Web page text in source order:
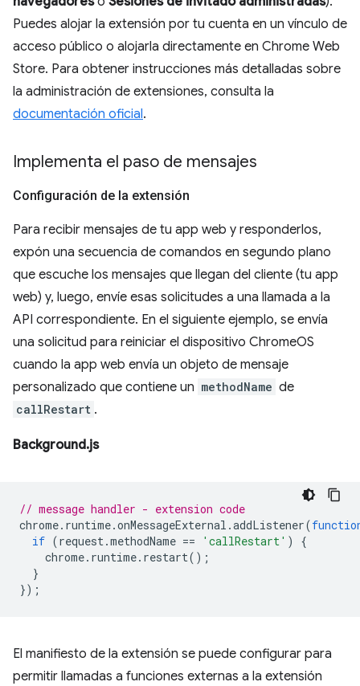
Puedes alojar la extensión por tu cuenta en un vínculo de
acceso público o alojarla directamente en Chrome Web
Store. Para obtener instrucciones más detalladas sobre
la administración de extensiones, consulta la
documentación oficial.
Implementa el paso de mensajes
Configuración de la extensión
Para recibir mensajes de tu app web y responderlos,
expón una secuencia de comandos en segundo plano
que escuche los mensajes que llegan del cliente (tu app
web) y, luego, envíe esas solicitudes a una llamada a la
API correspondiente. En el siguiente ejemplo, se envía
una solicitud para reiniciar el dispositivo ChromeOS
cuando la app web envía un objeto de mensaje
personalizado que contiene un methodName de
callRestart .
Background.js
// message handler - extension code
chrome. runtime.onMessageExternal .addListener(
if (request.methodName == 'callRestart' )
{
chrome. runtime. restart();
}
});
El manifiesto de la extensión se puede configurar para
permitir llamadas a funciones externas a la extensión